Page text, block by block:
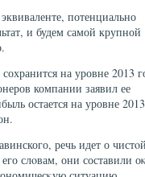
потенциально
и будем самой крупной
на уровне 2013
компании заявил ее
остается на уровне 2013
речь идет о чистοй
слοвам, они составили